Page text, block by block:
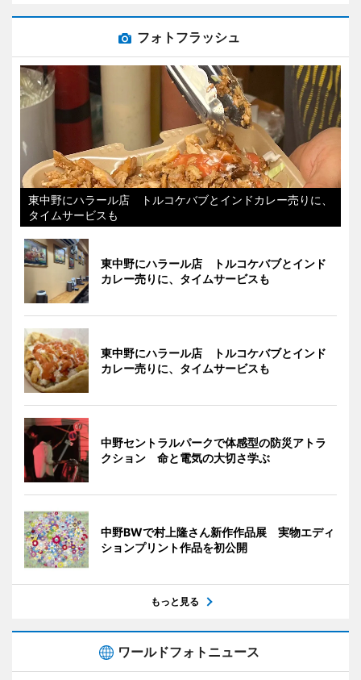
フォトフラッシュ
東中野にハラール店 トルコケバブとインドカレー売りに、
タイムサービスも
東中野にハラール店 トルコケバブとインド
カレー売りに、タイムサービスも
東中野にハラール店 トルコケバブとインド
カレー売りに、タイムサービスも
中野セントラルパークで体感型の防災アトラ
クション 命と電気の大切さ学ぶ
中野BWで村上隆さん新作作品展 実物エディ
ションプリント作品を初公開
もっと見る
ワールドフォトニュース